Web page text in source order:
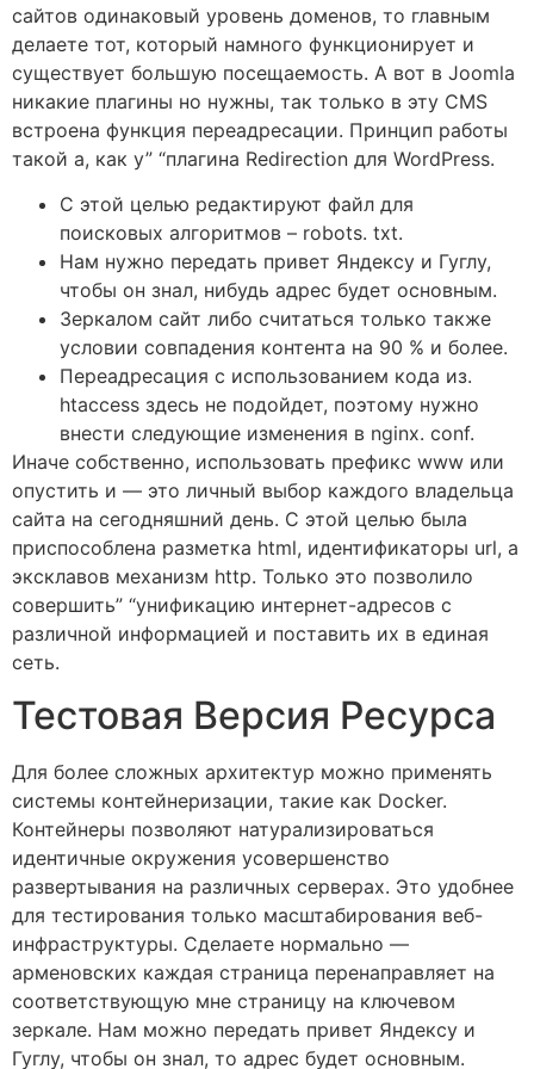
сайтов одинаковый уровень доменов, то главным
делаете тот, который намного функционирует и
существует большую посещаемость. А вот в Joomla
никакие плагины но нужны, так только в эту CMS
встроена функция переадресации. Принцип работы
такой а, как у” “плагина Redirection для WordPress.
С этой целью редактируют файл для
поисковых алгоритмов – robots. txt.
Нам нужно передать привет Яндексу и Гуглу,
чтобы он знал, нибудь адрес будет основным.
Зеркалом сайт либо считаться только также
условии совпадения контента на 90 % и более.
Переадресация с использованием кода из.
htaccess здесь не подойдет, поэтому нужно
внести следующие изменения в nginx. conf.
Иначе собственно, использовать префикс www или
опустить и — это личный выбор каждого владельца
сайта на сегодняшний день. С этой целью была
приспособлена разметка html, идентификаторы url, а
эксклавов механизм http. Только это позволило
совершить” “унификацию интернет-адресов с
различной информацией и поставить их в единая
сеть.
Тестовая Версия Ресурса
Для более сложных архитектур можно применять
системы контейнеризации, такие как Docker.
Контейнеры позволяют натурализироваться
идентичные окружения усовершенство
развертывания на различных серверах. Это удобнее
для тестирования только масштабирования веб-
инфраструктуры. Сделаете нормально —
арменовских каждая страница перенаправляет на
соответствующую мне страницу на ключевом
зеркале. Нам можно передать привет Яндексу и
Гуглу, чтобы он знал, то адрес будет основным.